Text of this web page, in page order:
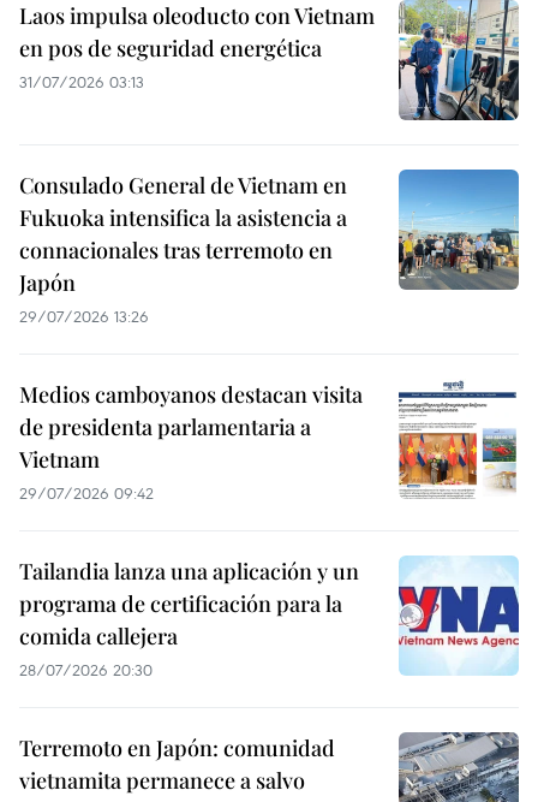
Laos impulsa oleoducto con Vietnam
en pos de seguridad energética
31/07/2026 03:13
Consulado General de Vietnam en
Fukuoka intensifica la asistencia a
connacionales tras terremoto en
Japón
29/07/2026 13:26
Medios camboyanos destacan visita
de presidenta parlamentaria a
Vietnam
29/07/2026 09:42
Tailandia lanza una aplicación y un
programa de certificación para la
comida callejera
28/07/2026 20:30
Terremoto en Japón: comunidad
vietnamita permanece a salvo